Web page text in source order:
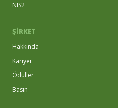
NIS2
ŞİRKET
Hakkında
Kariyer
Ödüller
Basın